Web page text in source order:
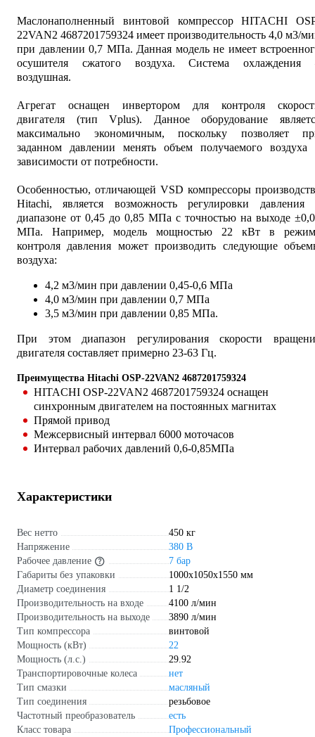
Маслонаполненный винтовой компрессор HITACHI
22VAN2 4687201759324 имеет производительность 4,0 м3/
при давлении 0,7 МПа. Данная модель не имеет
осушителя сжатого воздуха. Система охлаждения
воздушная.
Агрегат оснащен инвертором для контроля
двигателя (тип Vplus). Данное оборудование
максимально экономичным, поскольку позволяет
заданном давлении менять объем получаемого воздуха
зависимости от потребности.
Особенностью, отличающей VSD компрессоры
Hitachi, является возможность регулировки давления
диапазоне от 0,45 до 0,85 МПа с точностью на выходе
MПa. Например, модель мощностью 22 кВт в
контроля давления может производить следующие
воздуха:
4,2 м3/мин при давлении 0,45-0,6 МПа
4,0 м3/мин при давлении 0,7 МПа
3,5 м3/мин при давлении 0,85 МПа.
При этом диапазон регулирования скорости
двигателя составляет примерно 23-63 Гц.
Преимущества Hitachi OSP-22VAN2 4687201759324
HITACHI OSP-22VAN2 4687201759324 оснащен
синхронным двигателем на постоянных магнитах
Прямой привод
Межсервисный интервал 6000 моточасов
Интервал рабочих давлений 0,6-0,85МПа
Характеристики
Вес нетто
450 кг
Напряжение
380 В
Рабочее давление
7 бар
Габариты без упаковки
1000х1050х1550 мм
Диаметр соединения
1 1/2
Производительность на входе
4100 л/мин
Производительность на выходе
3890 л/мин
Тип компрессора
винтовой
Мощность (кВт)
22
Мощность (л.с.)
29.92
Транспортировочные колеса
нет
Тип смазки
масляный
Тип соединения
резьбовое
Частотный преобразователь
есть
Класс товара
Профессиональный